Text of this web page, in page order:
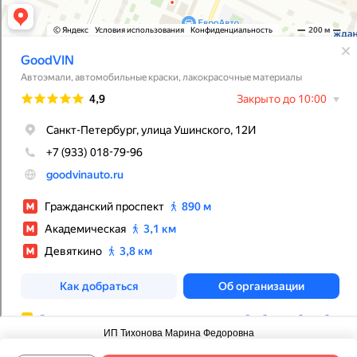
ИП Тихонова Марина Федоровна